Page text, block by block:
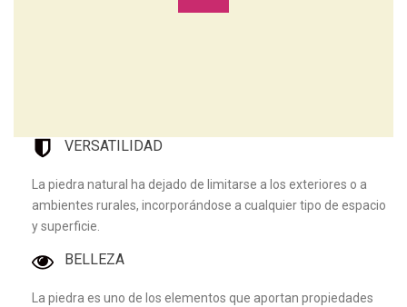
VERSATILIDAD
La piedra natural ha dejado de limitarse a los exteriores o a
ambientes rurales, incorporándose a cualquier tipo de espacio
y superficie.
BELLEZA
La piedra es uno de los elementos que aportan propiedades